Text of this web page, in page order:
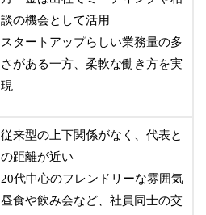
談の機会として活用
スタートアップらしい業務量の多
さがある一方、柔軟な働き方を実
現
従来型の上下関係がなく、代表と
の距離が近い
20代中心のフレンドリーな雰囲気
昼食や飲み会など、社員同士の交